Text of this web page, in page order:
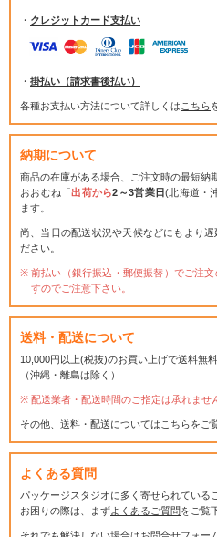
・ クレジットカード支払い
・ 掛払い（請求書後払い）
各種お支払い方法について詳しくは こちら
納期について
商品の在庫がある場合、ご注文時の最短納
おおむね「出荷から2～3営業日(北海道・
ます。
尚、当日の配送状況や天候などにもより
ださい。
前払い（銀行振込・郵便振替）でご注文
すのでご注意下さい。
送料・配送について
10,000円以上(税抜)のお買い上げで送料無料
（沖縄・離島は除く）
配送業者・配送時間のご指定は承れませ
その他、送料・配送については こちらをご
よくある質問
パッケージスタジオに多く寄せられている
お困りの際は、まずよくあるご質問をご覧